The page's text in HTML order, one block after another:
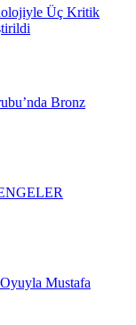
Üç Kritik
Bronz
Mustafa